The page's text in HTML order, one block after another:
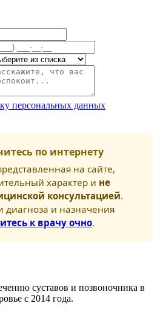
персональных данных
по интернету
на сайте,
характер и не
консультацией.
диагноза и назначения
к врачу очно.
суставов и позвоночника в
с 2014 года.